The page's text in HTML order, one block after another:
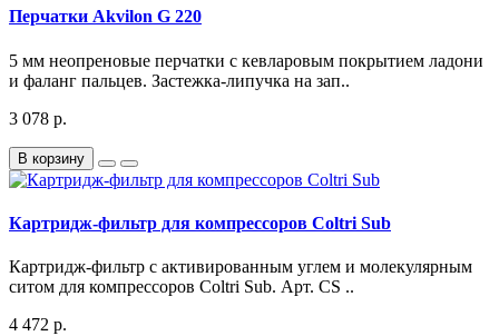
Перчатки Akvilon G 220
5 мм неопреновые перчатки с кевларовым покрытием ладони
и фаланг пальцев. Застежка-липучка на зап..
3 078 р.
В корзину
Картридж-фильтр для компрессоров Coltri Sub
Картридж-фильтр с активированным углем и молекулярным
ситом для компрессоров Coltri Sub. Арт. CS ..
4 472 р.